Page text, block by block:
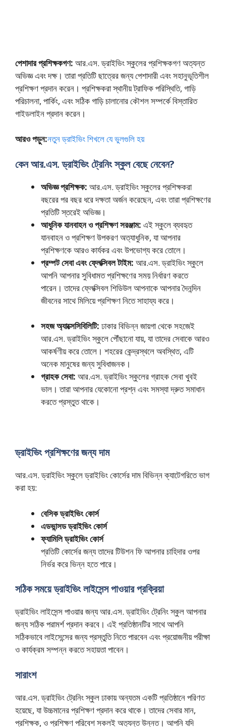
পেশাদার প্রশিক্ষকগণ: আর.এস. ড্রাইভিং স্কুলের প্রশিক্ষকগণ অত্যন্ত
অভিজ্ঞ এবং দক্ষ। তারা প্রতিটি ছাত্রের জন্য পেশাদারী এবং সহানুভূতিশীল
প্রশিক্ষণ প্রদান করেন। প্রশিক্ষকরা স্থানীয় ট্রাফিক পরিস্থিতি, গাড়ি
পরিচালনা, পার্কিং, এবং সঠিক গাড়ি চালানোর কৌশল সম্পর্কে বিস্তারিত
গাইডলাইন প্রদান করেন।
আরও পড়ুন:নতুন ড্রাইভিং শিখলে যে ভুলগুলি হয়
কেন আর.এস. ড্রাইভিং ট্রেনিং স্কুল বেছে নেবেন?
অভিজ্ঞ প্রশিক্ষক: আর.এস. ড্রাইভিং স্কুলের প্রশিক্ষকরা
বছরের পর বছর ধরে দক্ষতা অর্জন করেছেন, এবং তারা প্রশিক্ষণের
প্রতিটি স্তরেই অভিজ্ঞ।
আধুনিক যানবাহন ও প্রশিক্ষণ সরঞ্জাম: এই স্কুলে ব্যবহৃত
যানবাহন ও প্রশিক্ষণ উপকরণ অত্যাধুনিক, যা আপনার
প্রশিক্ষণকে আরও কার্যকর এবং উপভোগ্য করে তোলে।
প্রম্পট সেবা এবং ফ্লেক্সিবল টাইম: আর.এস. ড্রাইভিং স্কুলে
আপনি আপনার সুবিধামত প্রশিক্ষণের সময় নির্ধারণ করতে
পারেন। তাদের ফ্লেক্সিবল শিডিউল আপনাকে আপনার দৈনন্দিন
জীবনের সাথে মিলিয়ে প্রশিক্ষণ নিতে সাহায্য করে।
সহজ অ্যাক্সেসিবিলিটি: ঢাকার বিভিন্ন জায়গা থেকে সহজেই
আর.এস. ড্রাইভিং স্কুলে পৌঁছানো যায়, যা তাদের সেবাকে আরও
আকর্ষণীয় করে তোলে। শহরের কেন্দ্রস্থলে অবস্থিত, এটি
অনেক মানুষের জন্য সুবিধাজনক।
গ্রাহক সেবা: আর.এস. ড্রাইভিং স্কুলের গ্রাহক সেবা খুবই
ভাল। তারা আপনার যেকোনো প্রশ্ন এবং সমস্যা দ্রুত সমাধান
করতে প্রস্তুত থাকে।
ড্রাইভিং প্রশিক্ষণের জন্য দাম
আর.এস. ড্রাইভিং স্কুলে ড্রাইভিং কোর্সের দাম বিভিন্ন ক্যাটেগরিতে ভাগ
করা হয়:
বেসিক ড্রাইভিং কোর্স
এডভান্সড ড্রাইভিং কোর্স
ফ্যামিলি ড্রাইভিং কোর্স
প্রতিটি কোর্সের জন্য তাদের টিউশন ফি আপনার চাহিদার ওপর
নির্ভর করে ভিন্ন হতে পারে।
সঠিক সময়ে ড্রাইভিং লাইসেন্স পাওয়ার প্রক্রিয়া
ড্রাইভিং লাইসেন্স পাওয়ার জন্য আর.এস. ড্রাইভিং ট্রেনিং স্কুল আপনার
জন্য সঠিক পরামর্শ প্রদান করবে। এই প্রতিষ্ঠানটির সাথে আপনি
সঠিকভাবে লাইসেন্সের জন্য প্রস্তুতি নিতে পারবেন এবং প্রয়োজনীয় পরীক্ষা
ও কার্যক্রম সম্পন্ন করতে সহায়তা পাবেন।
সারাংশ
আর.এস. ড্রাইভিং ট্রেনিং স্কুল ঢাকায় অন্যতম একটি প্রতিষ্ঠানে পরিণত
হয়েছে, যা উচ্চমানের প্রশিক্ষণ প্রদান করে থাকে। তাদের সেবার মান,
প্রশিক্ষক, ও প্রশিক্ষণ পরিবেশ সকলই অত্যন্ত উন্নত। আপনি যদি